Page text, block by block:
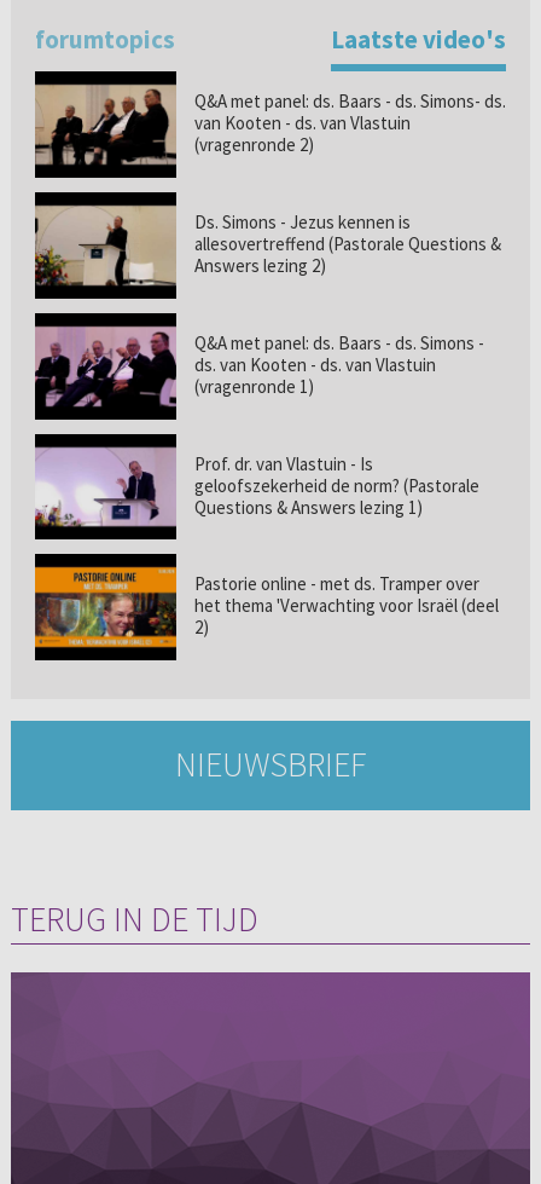
forumtopics Laatste video's
Q&A met panel: ds. Baars - ds. Simons- ds.
van Kooten - ds. van Vlastuin
(vragenronde 2)
Ds. Simons - Jezus kennen is
allesovertreffend (Pastorale Questions &
Answers lezing 2)
Q&A met panel: ds. Baars - ds. Simons -
ds. van Kooten - ds. van Vlastuin
(vragenronde 1)
Prof. dr. van Vlastuin - Is
geloofszekerheid de norm? (Pastorale
Questions & Answers lezing 1)
Pastorie online - met ds. Tramper over
het thema 'Verwachting voor Israël (deel
2)
NIEUWSBRIEF
TERUG IN DE TIJD